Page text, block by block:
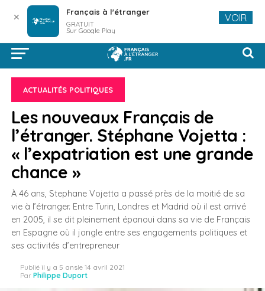
ACTUALITÉS POLITIQUES
Les nouveaux Français de
l’étranger. Stéphane Vojetta :
« l’expatriation est une grande
chance »
À 46 ans, Stephane Vojetta a passé près de la moitié de sa
vie à l’étranger. Entre Turin, Londres et Madrid où il est arrivé
en 2005, il se dit pleinement épanoui dans sa vie de Français
en Espagne où il jongle entre ses engagements politiques et
ses activités d’entrepreneur
Publié il y a 5 ansle 14 avril 2021
Par Philippe Duport
✕ Français à l'étranger
GRATUIT
Sur Google Play
VOIR